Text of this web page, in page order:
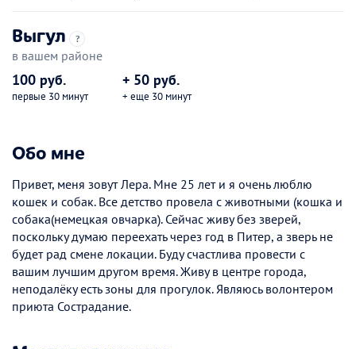
Выгул ?
в вашем районе
100 руб.
первые 30 минут
+ 50 руб.
+ еще 30 минут
Обо мне
Привет, меня зовут Лера. Мне 25 лет и я очень люблю
кошек и собак. Все детство провела с животными (кошка и
собака(немецкая овчарка). Сейчас живу без зверей,
поскольку думаю переехать через год в Питер, а зверь не
будет рад смене локации. Буду счастлива провести с
вашим лучшим другом время. Живу в центре города,
неподалёку есть зоны для прогулок. Являюсь волонтером
приюта Сострадание.